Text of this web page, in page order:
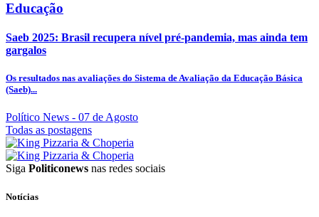
Educação
Saeb 2025: Brasil recupera nível pré-pandemia, mas ainda tem
gargalos
Os resultados nas avaliações do Sistema de Avaliação da Educação Básica
(Saeb)...
Político News - 07 de Agosto
Todas as postagens
Siga Politiconews nas redes sociais
Notícias